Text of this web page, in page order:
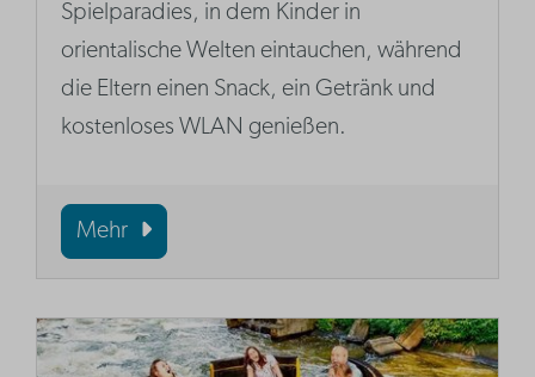
Spielparadies, in dem Kinder in
orientalische Welten eintauchen, während
die Eltern einen Snack, ein Getränk und
kostenloses WLAN genießen.
Mehr